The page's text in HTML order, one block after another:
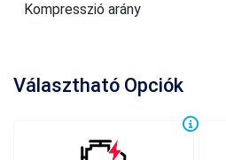
Kompresszió arány
Választható Opciók